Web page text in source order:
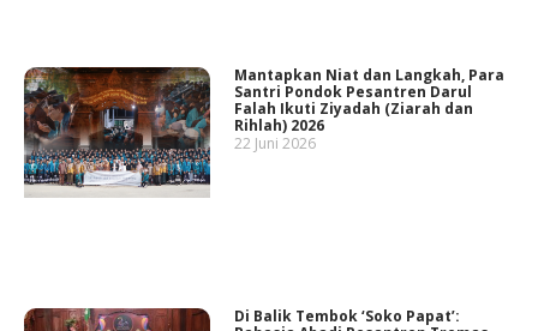
Mantapkan Niat dan Langkah, Para
Santri Pondok Pesantren Darul
Falah Ikuti Ziyadah (Ziarah dan
Rihlah) 2026
22 Juni 2026
Di Balik Tembok ‘Soko Papat’: